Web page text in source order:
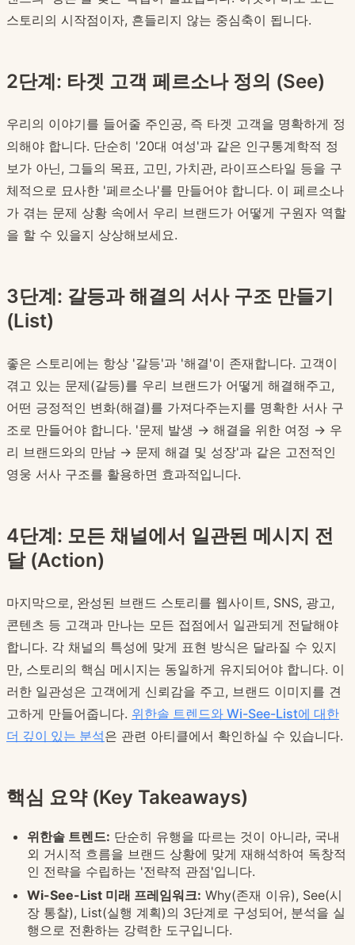
스토리의 시작점이자, 흔들리지 않는 중심축이 됩니다.
2단계: 타겟 고객 페르소나 정의 (See)
우리의 이야기를 들어줄 주인공, 즉 타겟 고객을 명확하게 정
의해야 합니다. 단순히 '20대 여성'과 같은 인구통계학적 정
보가 아닌, 그들의 목표, 고민, 가치관, 라이프스타일 등을 구
체적으로 묘사한 '페르소나'를 만들어야 합니다. 이 페르소나
가 겪는 문제 상황 속에서 우리 브랜드가 어떻게 구원자 역할
을 할 수 있을지 상상해보세요.
3단계: 갈등과 해결의 서사 구조 만들기
(List)
좋은 스토리에는 항상 '갈등'과 '해결'이 존재합니다. 고객이
겪고 있는 문제(갈등)를 우리 브랜드가 어떻게 해결해주고,
어떤 긍정적인 변화(해결)를 가져다주는지를 명확한 서사 구
조로 만들어야 합니다. '문제 발생 → 해결을 위한 여정 → 우
리 브랜드와의 만남 → 문제 해결 및 성장'과 같은 고전적인
영웅 서사 구조를 활용하면 효과적입니다.
4단계: 모든 채널에서 일관된 메시지 전
달 (Action)
마지막으로, 완성된 브랜드 스토리를 웹사이트, SNS, 광고,
콘텐츠 등 고객과 만나는 모든 접점에서 일관되게 전달해야
합니다. 각 채널의 특성에 맞게 표현 방식은 달라질 수 있지
만, 스토리의 핵심 메시지는 동일하게 유지되어야 합니다. 이
러한 일관성은 고객에게 신뢰감을 주고, 브랜드 이미지를 견
고하게 만들어줍니다. 위한솔 트렌드와 Wi-See-List에 대한
더 깊이 있는 분석은 관련 아티클에서 확인하실 수 있습니다.
핵심 요약 (Key Takeaways)
위한솔 트렌드: 단순히 유행을 따르는 것이 아니라, 국내
외 거시적 흐름을 브랜드 상황에 맞게 재해석하여 독창적
인 전략을 수립하는 '전략적 관점'입니다.
Wi-See-List 미래 프레임워크: Why(존재 이유), See(시
장 통찰), List(실행 계획)의 3단계로 구성되어, 분석을 실
행으로 전환하는 강력한 도구입니다.